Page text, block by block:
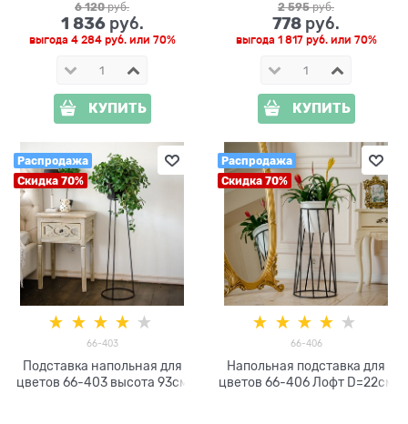
6 120 руб.
1 836 руб.
выгода 4 284 руб.или 70%
КУПИТЬ
2 595 руб.
778 руб.
выгода 1 817 руб.или 70%
КУПИТЬ
Распродажа
Скидка 70%
66-403
Подставка напольная для
цветов 66-403 высота 93см
Распродажа
Скидка 70%
66-406
Напольная подставка для
цветов 66-406 Лофт D=22см